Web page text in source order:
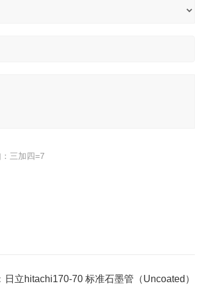
三加四=7
日立hitachi170-70 标准石墨管（Uncoated）